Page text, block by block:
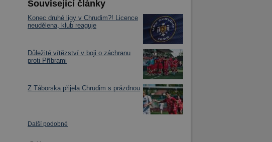
Související články
Konec druhé ligy v Chrudim?! Licence
neudělena, klub reaguje
Důležité vítězství v boji o záchranu
proti Příbrami
Z Táborska přijela Chrudim s prázdnou
Další podobné